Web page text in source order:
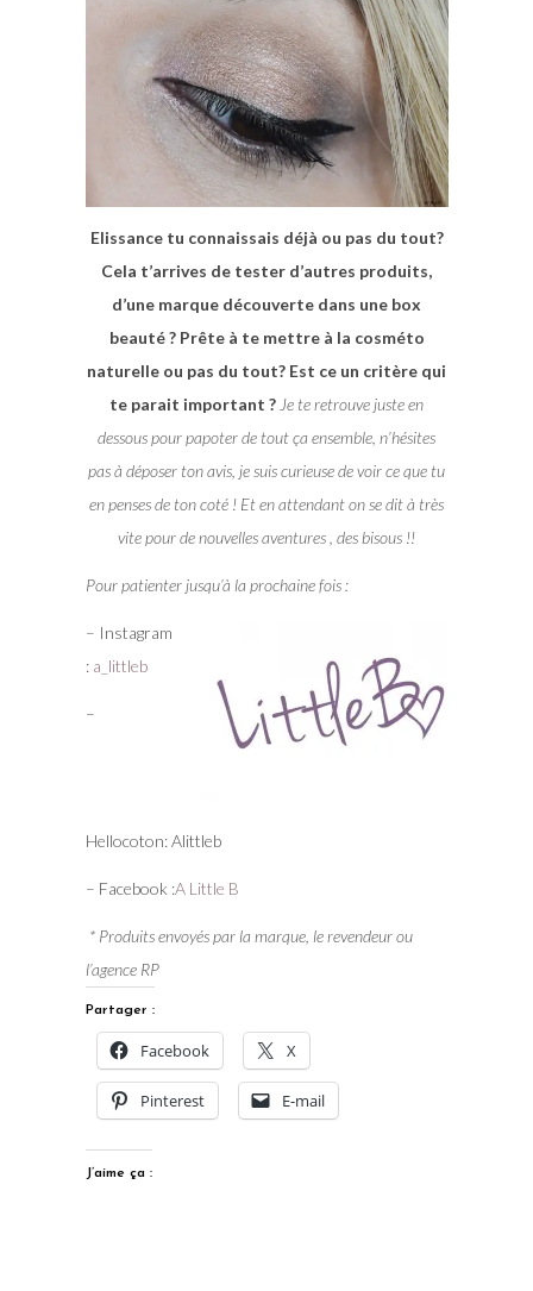
Elissance tu connaissais déjà ou pas du tout?
Cela t’arrives de tester d’autres produits,
d’une marque découverte dans une box
beauté ? Prête à te mettre à la cosméto
naturelle ou pas du tout? Est ce un critère qui
te parait important ? Je te retrouve juste en
dessous pour papoter de tout ça ensemble, n’hésites
pas à déposer ton avis, je suis curieuse de voir ce que tu
en penses de ton coté ! Et en attendant on se dit à très
vite pour de nouvelles aventures , des bisous !!
Pour patienter jusqu’à la prochaine fois :
– Instagram
: a_littleb
–
Hellocoton: Alittleb
– Facebook :A Little B
* Produits envoyés par la marque, le revendeur ou
l’agence RP
Partager :
Facebook X
Pinterest E-mail
J’aime ça :